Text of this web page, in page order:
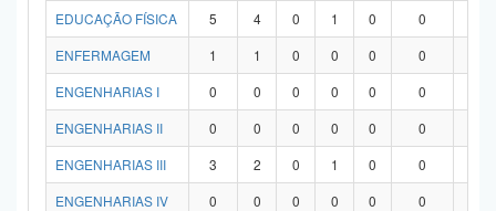
EDUCAÇÃO FÍSICA
5 4 0 1 0 0
ENFERMAGEM
1 1 0 0 0 0
ENGENHARIAS I
0 0 0 0 0 0
ENGENHARIAS II
0 0 0 0 0 0
ENGENHARIAS III
3 2 0 1 0 0
ENGENHARIAS IV
0 0 0 0 0 0